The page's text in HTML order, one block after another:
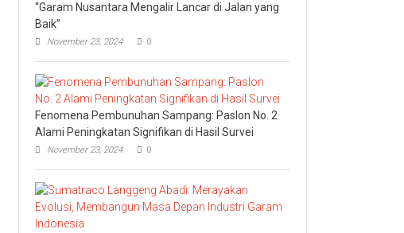
“Garam Nusantara Mengalir Lancar di Jalan yang
Baik”
November 23, 2024 0
Fenomena Pembunuhan Sampang: Paslon No. 2
Alami Peningkatan Signifikan di Hasil Survei
November 23, 2024 0